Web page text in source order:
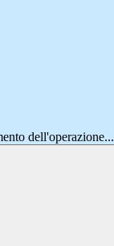
dell'operazione...